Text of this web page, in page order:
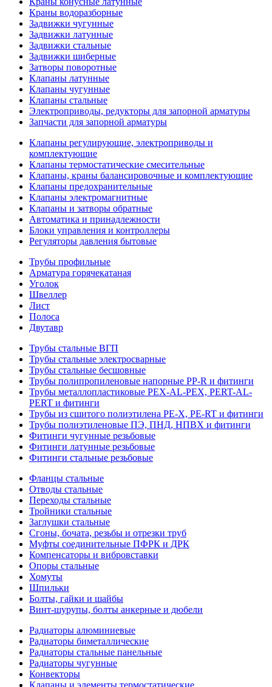
Краны водоразборные
Задвижки чугунные
Задвижки латунные
Задвижки стальные
Задвижки шиберные
Затворы поворотные
Клапаны латунные
Клапаны чугунные
Клапаны стальные
Электроприводы, редукторы для запорной арматуры
Запчасти для запорной арматуры
Клапаны регулирующие, электроприводы и
комплектующие
Клапаны термостатические смесительные
Клапаны, краны балансировочные и комплектующие
Клапаны предохранительные
Клапаны электромагнитные
Клапаны и затворы обратные
Автоматика и принадлежности
Блоки управления и контроллеры
Регуляторы давления бытовые
Трубы профильные
Арматура горячекатаная
Уголок
Швеллер
Лист
Полоса
Двутавр
Трубы стальные ВГП
Трубы стальные электросварные
Трубы стальные бесшовные
Трубы полипропиленовые напорные PP-R и фитинги
Трубы металлопластиковые PEX-AL-PEX, PERT-AL-
PERT и фитинги
Трубы из сшитого полиэтилена PE-X, PE-RT и фитинги
Трубы полиэтиленовые ПЭ, ПНД, НПВХ и фитинги
Фитинги чугунные резьбовые
Фитинги латунные резьбовые
Фитинги стальные резьбовые
Фланцы стальные
Отводы стальные
Переходы стальные
Тройники стальные
Заглушки стальные
Сгоны, бочата, резьбы и отрезки труб
Муфты соединительные ПФРК и ДРК
Компенсаторы и вибровставки
Опоры стальные
Хомуты
Шпильки
Болты, гайки и шайбы
Винт-шурупы, болты анкерные и дюбели
Радиаторы алюминиевые
Радиаторы биметаллические
Радиаторы стальные панельные
Радиаторы чугунные
Конвекторы
Клапаны и элементы термостатические